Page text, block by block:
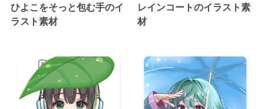
ひよこをそっと包む手のイ
ラスト素材
レインコートのイラスト素
材